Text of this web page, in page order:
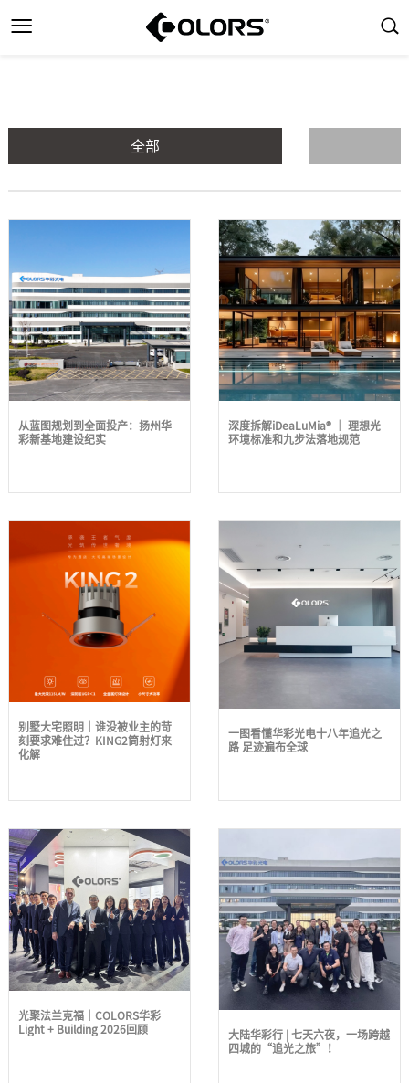
全部
从蓝图规划到全面投产：扬州华
彩新基地建设纪实
深度拆解iDeaLuMia® │ 理想光
环境标准和九步法落地规范
别墅大宅照明｜谁没被业主的苛
刻要求难住过？KING2筒射灯来
化解
一图看懂华彩光电十八年追光之
路 足迹遍布全球
光聚法兰克福｜COLORS华彩
Light + Building 2026回顾
大陆华彩行 | 七天六夜，一场跨越
四城的“追光之旅”！